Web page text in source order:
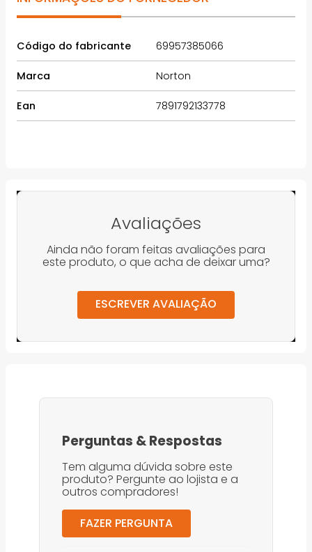
Código do fabricante 69957385066
Marca Norton
Ean 7891792133778
Avaliações
Ainda não foram feitas avaliações para
este produto, o que acha de deixar uma?
ESCREVER AVALIAÇÃO
Perguntas &Respostas
Tem alguma dúvida sobre este
produto? Pergunte ao lojista e a
outros compradores!
FAZER PERGUNTA